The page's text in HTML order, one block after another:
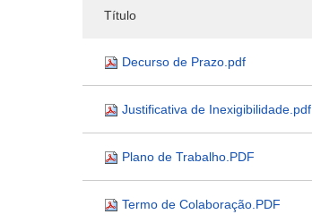
Título
Decurso de Prazo.pdf
Justificativa de Inexigibilidade.pdf
Plano de Trabalho.PDF
Termo de Colaboração.PDF